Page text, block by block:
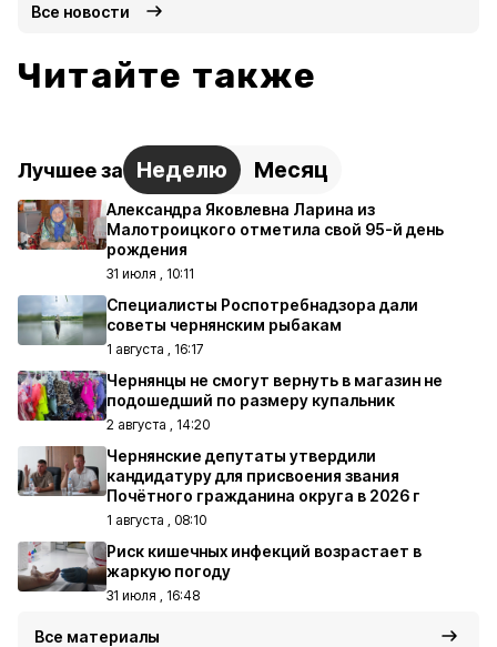
Все новости
Читайте также
Лучшее за Неделю Месяц
Александра Яковлевна Ларина из
Малотроицкого отметила свой 95-й день
рождения
31 июля , 10:11
Специалисты Роспотребнадзора дали
советы чернянским рыбакам
1 августа , 16:17
Чернянцы не смогут вернуть в магазин не
подошедший по размеру купальник
2 августа , 14:20
Чернянские депутаты утвердили
кандидатуру для присвоения звания
Почётного гражданина округа в 2026 г
1 августа , 08:10
Риск кишечных инфекций возрастает в
жаркую погоду
31 июля , 16:48
Все материалы